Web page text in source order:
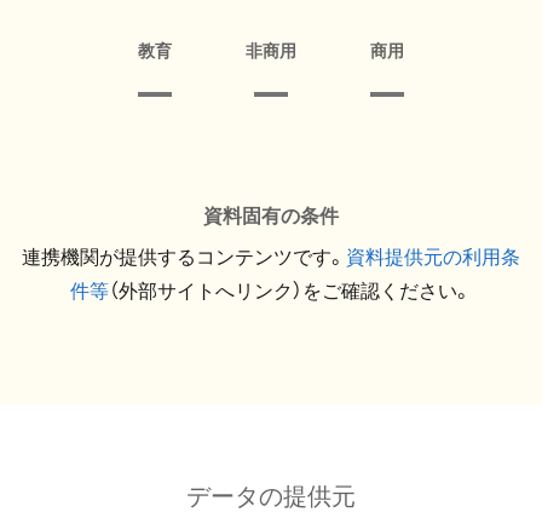
教育 非商用 商用
資料固有の条件
連携機関が提供するコンテンツです。 資料提供元の利用条
件等（外部サイトへリンク）をご確認ください。
データの提供元